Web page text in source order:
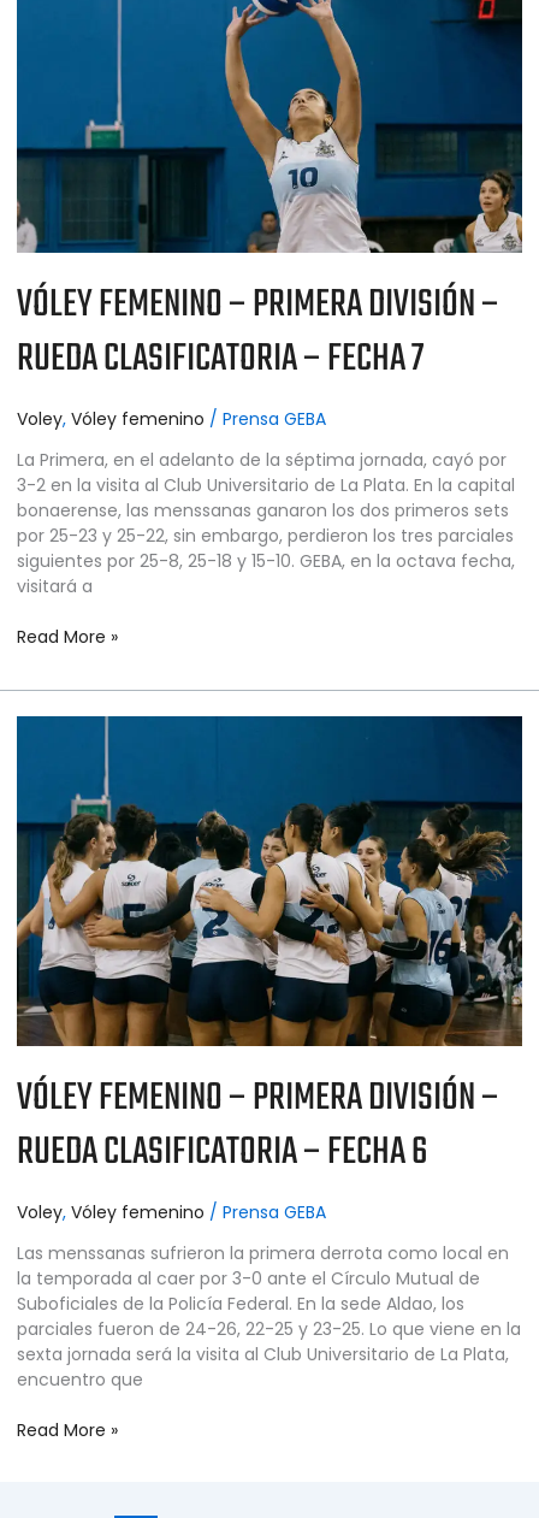
VÓLEY FEMENINO – PRIMERA DIVISIÓN –
RUEDA CLASIFICATORIA – FECHA 7
Voley, Vóley femenino / Prensa GEBA
La Primera, en el adelanto de la séptima jornada, cayó por
3-2 en la visita al Club Universitario de La Plata. En la capital
bonaerense, las menssanas ganaron los dos primeros sets
por 25-23 y 25-22, sin embargo, perdieron los tres parciales
siguientes por 25-8, 25-18 y 15-10. GEBA, en la octava fecha,
visitará a
CLASIFICATORIA
FECHA
Read More »
VÓLEY FEMENINO – PRIMERA DIVISIÓN –
RUEDA CLASIFICATORIA – FECHA 6
Voley, Vóley femenino / Prensa GEBA
Las menssanas sufrieron la primera derrota como local en
la temporada al caer por 3-0 ante el Círculo Mutual de
Suboficiales de la Policía Federal. En la sede Aldao, los
parciales fueron de 24-26, 22-25 y 23-25. Lo que viene en la
sexta jornada será la visita al Club Universitario de La Plata,
encuentro que
PRIMERA
DIVISIÓN
RUEDA
CLASIFICATORIA
–
FECHA
Read More »